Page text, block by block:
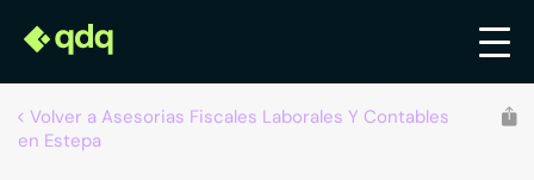
Volver a Asesorias Fiscales Laborales Y Contables
en Estepa